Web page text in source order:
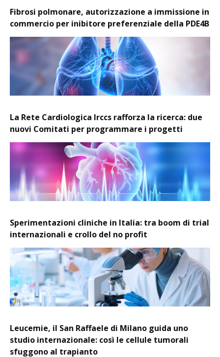
Fibrosi polmonare, autorizzazione a immissione in
commercio per inibitore preferenziale della PDE4B
La Rete Cardiologica Irccs rafforza la ricerca: due
nuovi Comitati per programmare i progetti
Sperimentazioni cliniche in Italia: tra boom di trial
internazionali e crollo del no profit
Leucemie, il San Raffaele di Milano guida uno
studio internazionale: così le cellule tumorali
sfuggono al trapianto